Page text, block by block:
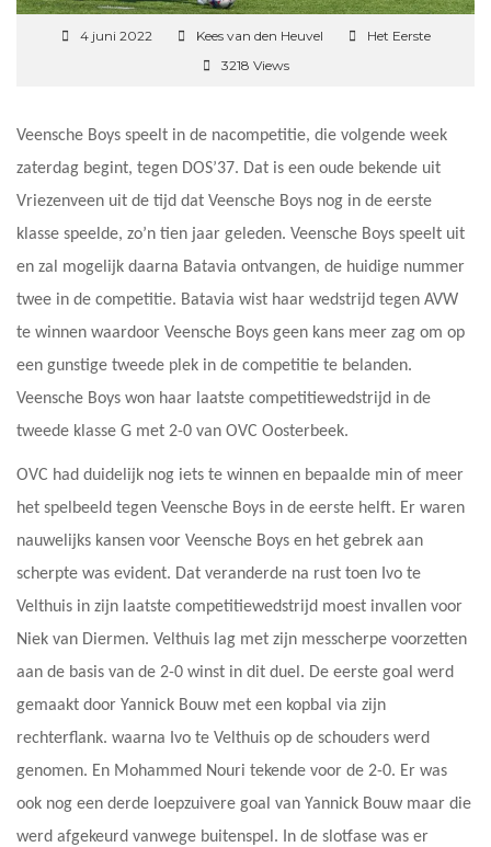
4 juni 2022 Kees van den Heuvel
Het Eerste
3218 Views
Veensche Boys speelt in de nacompetitie, die volgende week
zaterdag begint, tegen DOS’37. Dat is een oude bekende uit
Vriezenveen uit de tijd dat Veensche Boys nog in de eerste
klasse speelde, zo’n tien jaar geleden. Veensche Boys speelt uit
en zal mogelijk daarna Batavia ontvangen, de huidige nummer
twee in de competitie. Batavia wist haar wedstrijd tegen AVW
te winnen waardoor Veensche Boys geen kans meer zag om op
een gunstige tweede plek in de competitie te belanden.
Veensche Boys won haar laatste competitiewedstrijd in de
tweede klasse G met 2-0 van OVC Oosterbeek.
OVC had duidelijk nog iets te winnen en bepaalde min of meer
het spelbeeld tegen Veensche Boys in de eerste helft. Er waren
nauwelijks kansen voor Veensche Boys en het gebrek aan
scherpte was evident. Dat veranderde na rust toen Ivo te
Velthuis in zijn laatste competitiewedstrijd moest invallen voor
Niek van Diermen. Velthuis lag met zijn messcherpe voorzetten
aan de basis van de 2-0 winst in dit duel. De eerste goal werd
gemaakt door Yannick Bouw met een kopbal via zijn
rechterflank. waarna Ivo te Velthuis op de schouders werd
genomen. En Mohammed Nouri tekende voor de 2-0. Er was
ook nog een derde loepzuivere goal van Yannick Bouw maar die
werd afgekeurd vanwege buitenspel. In de slotfase was er